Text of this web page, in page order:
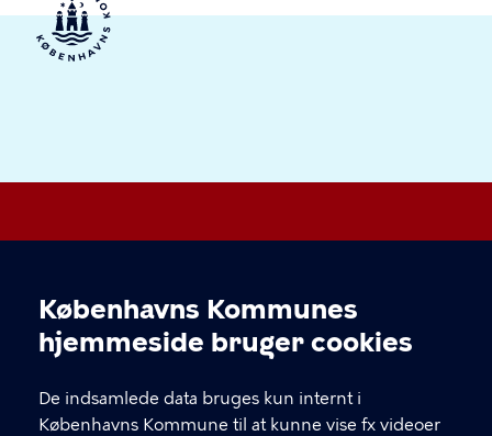
Cookieindstillinger
Københavns Kommunes
hjemmeside bruger cookies
De indsamlede data bruges kun internt i
Københavns Kommune til at kunne vise fx videoer
KONTAKT
Øresundsvej 8 B, 2300 København S